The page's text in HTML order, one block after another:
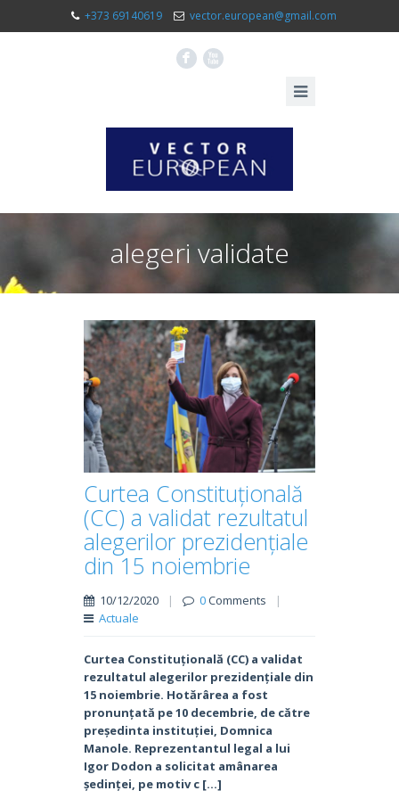
+373 69140619 vector.european@gmail.com
F X
alegeri validate
Curtea Constituțională
(CC) a validat rezultatul
alegerilor prezidențiale
din 15 noiembrie
10/12/2020 | 0Comments
|
Actuale
Curtea Constituțională (CC) a validat
rezultatul alegerilor prezidențiale din
15 noiembrie. Hotărârea a fost
pronunțată pe 10 decembrie, de către
președinta instituției, Domnica
Manole. Reprezentantul legal a lui
Igor Dodon a solicitat amânarea
ședinței, pe motiv c […]